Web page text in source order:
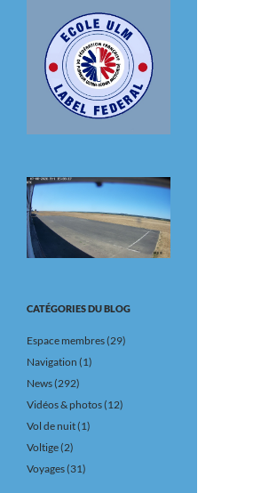
CATÉGORIES DU BLOG
Espace membres(29)
Navigation (1)
News(292)
Vidéos & photos(12)
Vol de nuit(1)
Voltige(2)
Voyages(31)